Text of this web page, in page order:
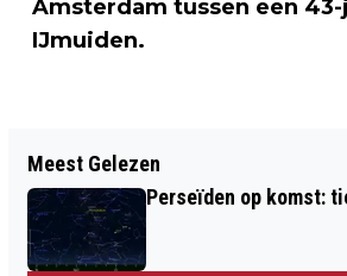
Amsterdam tussen een
IJmuiden.
CAMPAGNE HOLLAND. THE
COOL. WINT
AMERIKA
Meest Gelezen
Perseïden op komst: